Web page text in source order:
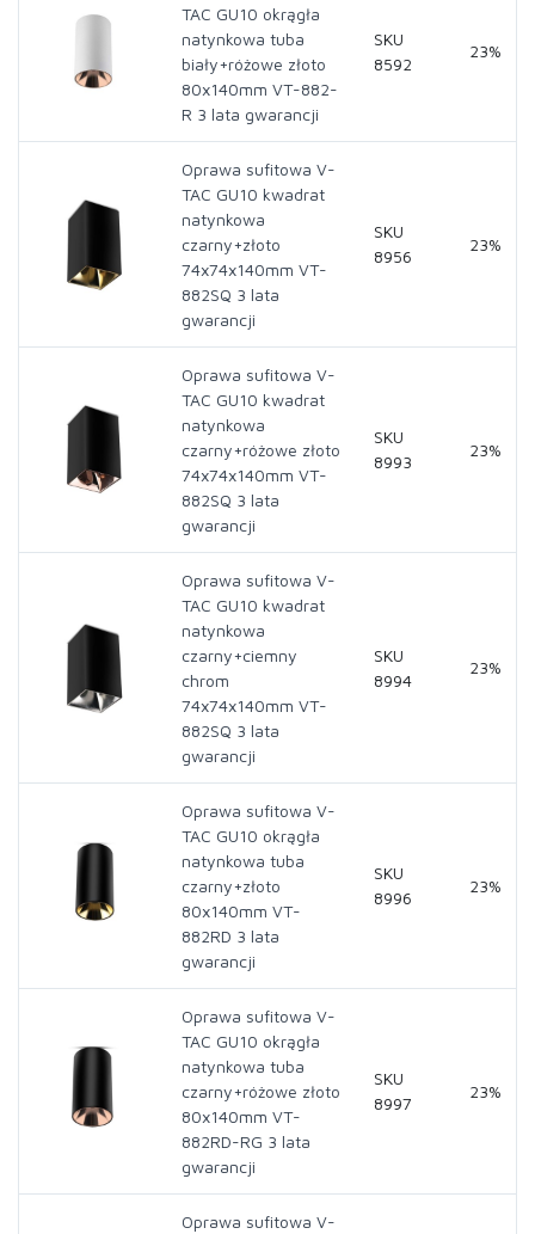
TAC GU10 okrągła
natynkowa tuba
biały+różowe złoto
80x140mm VT-882-
R 3 lata gwarancji
SKU
8592
23%
Oprawa sufitowa V-
TAC GU10 kwadrat
natynkowa
czarny+złoto
74x74x140mm VT-
882SQ 3 lata
gwarancji
SKU
8956
23%
Oprawa sufitowa V-
TAC GU10 kwadrat
natynkowa
czarny+różowe złoto
74x74x140mm VT-
882SQ 3 lata
gwarancji
SKU
8993
23%
Oprawa sufitowa V-
TAC GU10 kwadrat
natynkowa
czarny+ciemny
chrom
74x74x140mm VT-
882SQ 3 lata
gwarancji
SKU
8994
23%
Oprawa sufitowa V-
TAC GU10 okrągła
natynkowa tuba
czarny+złoto
80x140mm VT-
882RD 3 lata
gwarancji
SKU
8996
23%
Oprawa sufitowa V-
TAC GU10 okrągła
natynkowa tuba
czarny+różowe złoto
80x140mm VT-
882RD-RG 3 lata
gwarancji
SKU
8997
23%
Oprawa sufitowa V-